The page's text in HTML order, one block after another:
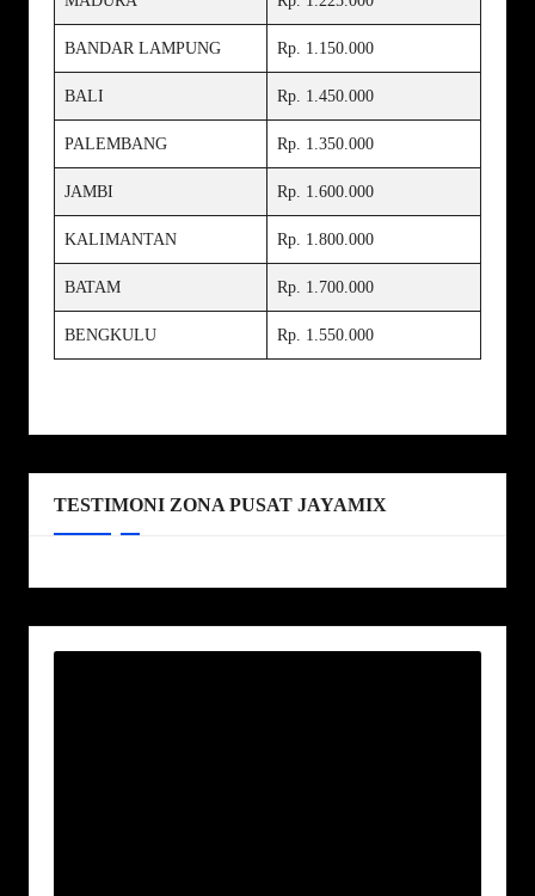
BANDAR LAMPUNG Rp. 1.150.000
BALI Rp. 1.450.000
PALEMBANG Rp. 1.350.000
JAMBI Rp. 1.600.000
KALIMANTAN Rp. 1.800.000
BATAM Rp. 1.700.000
BENGKULU Rp. 1.550.000
TESTIMONI ZONA PUSAT JAYAMIX